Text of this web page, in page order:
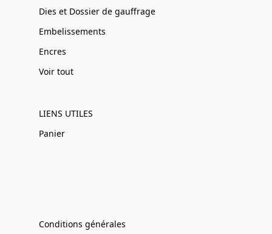
Dies et Dossier de gauffrage
Embelissements
Encres
Voir tout
LIENS UTILES
Panier
Conditions générales